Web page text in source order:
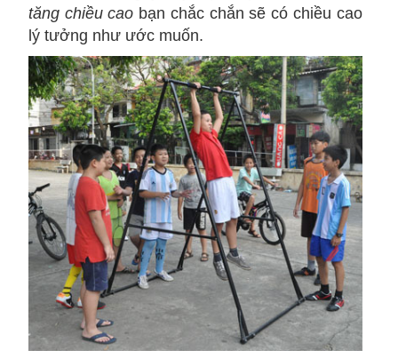
tăng chiều cao bạn chắc chắn sẽ có chiều cao
lý tưởng như ước muốn.